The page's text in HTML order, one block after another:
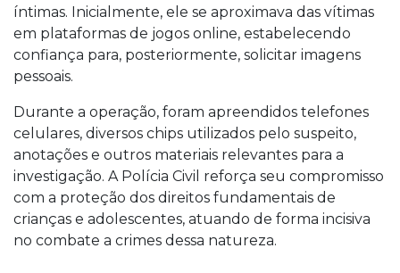
íntimas. Inicialmente, ele se aproximava das vítimas
em plataformas de jogos online, estabelecendo
confiança para, posteriormente, solicitar imagens
pessoais.
Durante a operação, foram apreendidos telefones
celulares, diversos chips utilizados pelo suspeito,
anotações e outros materiais relevantes para a
investigação. A Polícia Civil reforça seu compromisso
com a proteção dos direitos fundamentais de
crianças e adolescentes, atuando de forma incisiva
no combate a crimes dessa natureza.